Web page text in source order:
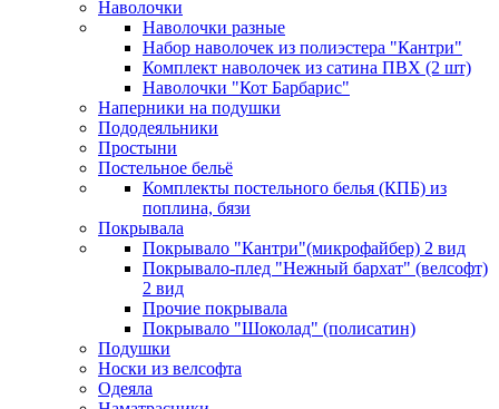
Наволочки
Наволочки разные
Набор наволочек из полиэстера "Кантри"
Комплект наволочек из сатина ПВХ (2 шт)
Наволочки "Кот Барбарис"
Наперники на подушки
Пододеяльники
Простыни
Постельное бельё
Комплекты постельного белья (КПБ) из
поплина, бязи
Покрывала
Покрывало "Кантри"(микрофайбер) 2 вид
Покрывало-плед "Нежный бархат" (велсофт)
2 вид
Прочие покрывала
Покрывало "Шоколад" (полисатин)
Подушки
Носки из велсофта
Одеяла